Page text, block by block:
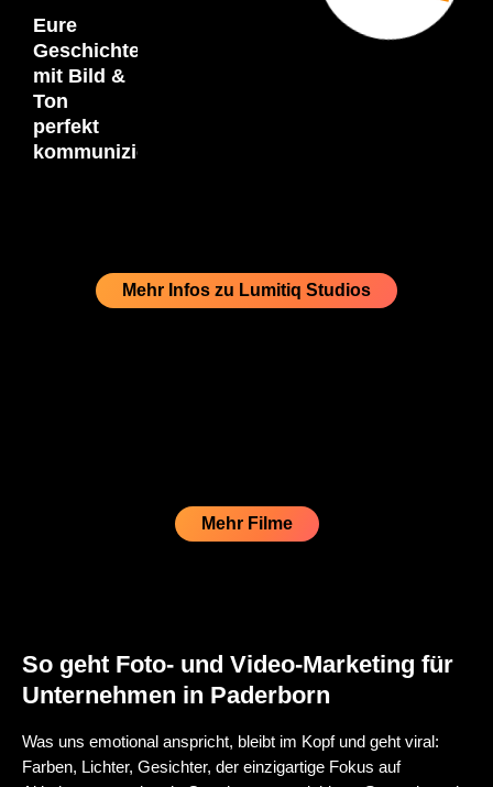
Eure
Geschichte
mit Bild &
Ton
perfekt
kommuniziert!
Mehr Infos zu Lumitiq Studios
Mehr Filme
So geht Foto- und Video-Marketing für
Unternehmen in Paderborn
Was uns emotional anspricht, bleibt im Kopf und geht viral:
Farben, Lichter, Gesichter, der einzigartige Fokus auf